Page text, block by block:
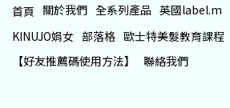
首頁 關於我們 全系列產品 英國label.m
KINUJO娟女 部落格 歐士特美髮教育課程
【好友推薦碼使用方法】
聯絡我們